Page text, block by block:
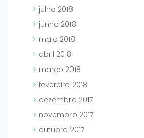
julho 2018
junho 2018
maio 2018
abril 2018
março 2018
fevereiro 2018
dezembro 2017
novembro 2017
outubro 2017